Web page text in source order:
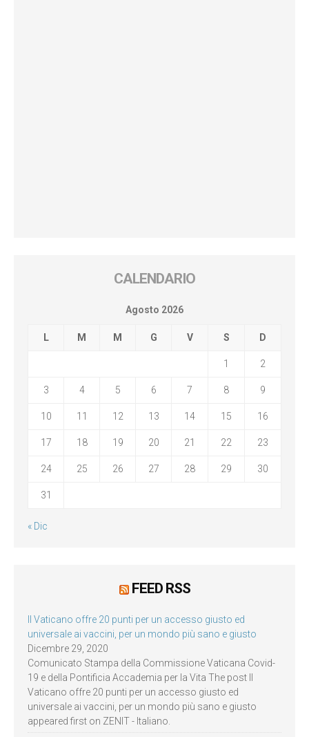
CALENDARIO
Agosto 2026
L M M G V S D
1 2
3 4 5 6 7 8 9
10 11 12 13 14 15 16
17 18 19 20 21 22 23
24 25 26 27 28 29 30
31
« Dic
FEED RSS
Il Vaticano offre 20 punti per un accesso giusto ed
universale ai vaccini, per un mondo più sano e giusto
Dicembre 29, 2020
Comunicato Stampa della Commissione Vaticana Covid-
19 e della Pontificia Accademia per la Vita The post Il
Vaticano offre 20 punti per un accesso giusto ed
universale ai vaccini, per un mondo più sano e giusto
appeared first on ZENIT - Italiano.